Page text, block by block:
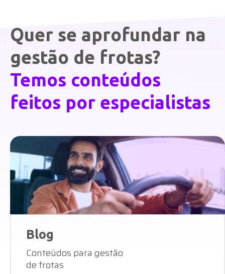
Quer se aprofundar na
gestão de frotas?
Temos conteúdos
feitos por especialistas
Blog
Conteúdos para gestão
de frotas